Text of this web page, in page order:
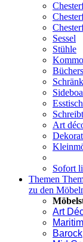
Sessel
Stühle
Art
Sofort
Themen
zu den
Art
Barock